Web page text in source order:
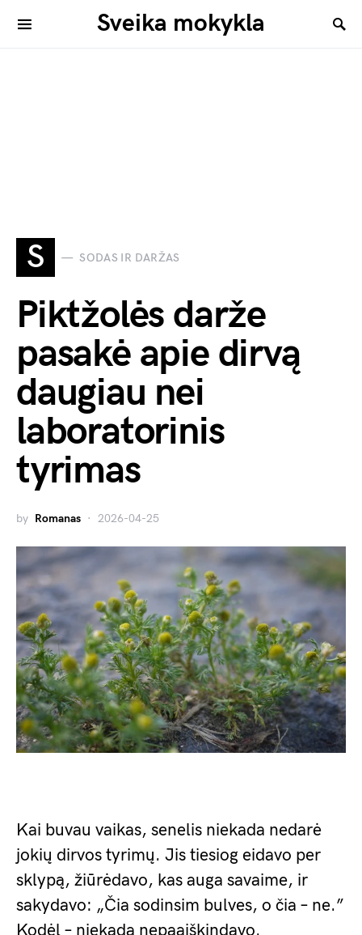
Sveika mokykla
S SODAS IR DARŽAS
Piktžolės darže
pasakė apie dirvą
daugiau nei
laboratorinis
tyrimas
by Romanas 2026-04-25
Kai buvau vaikas, senelis niekada nedarė
jokių dirvos tyrimų. Jis tiesiog eidavo per
sklypą, žiūrėdavo, kas auga savaime, ir
sakydavo: „Čia sodinsim bulves, o čia – ne.”
Kodėl – niekada nepaaiškindavo.